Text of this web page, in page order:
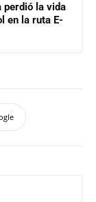
perdió la vida
en la ruta E-